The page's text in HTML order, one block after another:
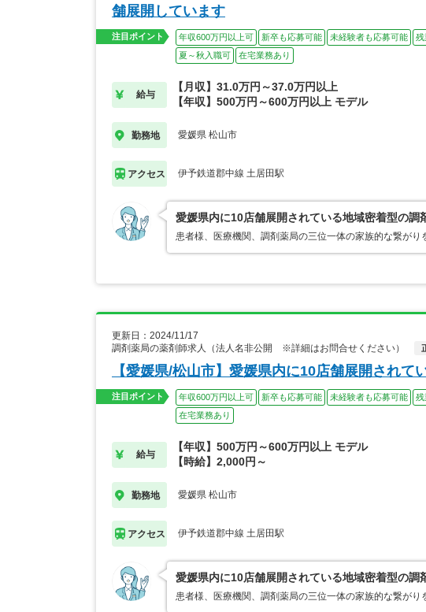
舗展開しています
注目ポイント 年収600万円以上可 新卒も応募可能 未経験者も応募可能 残
夏～秋入職可
在宅業務あり
給与
【月収】31.0万円～37.0万円以上
【年収】500万円～600万円以上 モデル
勤務地 愛媛県 松山市
アクセス 伊予鉄道郡中線 土居田駅
愛媛県内に10店舗展開されている地域密着型の調
患者様、医療機関、調剤薬局の三位一体の家族的な繋が
更新日：2024/11/17
調剤薬局の薬剤師求人（法人名非公開 ※詳細はお問合せください）
【愛媛県/松山市】愛媛県内に10店舗展開されて
注目ポイント 年収600万円以上可 新卒も応募可能 未経験者も応募可能 残
在宅業務あり
給与
【年収】500万円～600万円以上 モデル
【時給】2,000円～
勤務地 愛媛県 松山市
アクセス 伊予鉄道郡中線 土居田駅
愛媛県内に10店舗展開されている地域密着型の調
患者様、医療機関、調剤薬局の三位一体の家族的な繋が